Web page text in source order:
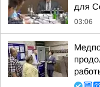
для
03:06